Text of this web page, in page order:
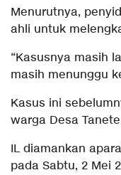
Menurutnya,
ahli untuk
“Kasusnya masih
masih menunggu
Kasus ini
warga Desa
IL diamankan
pada Sabtu, 2 Mei